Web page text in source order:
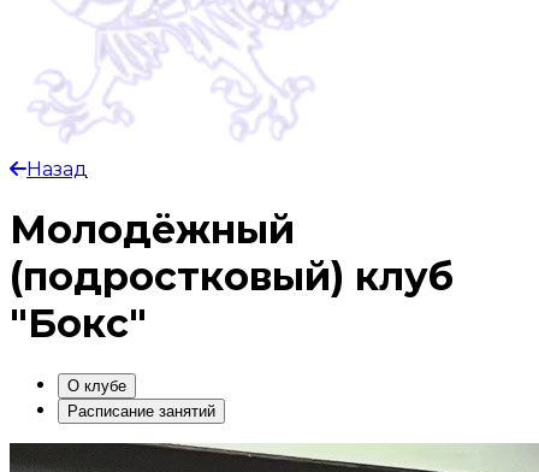
Назад
Молодёжный
(подростковый) клуб
"Бокс"
О клубе
Расписание занятий